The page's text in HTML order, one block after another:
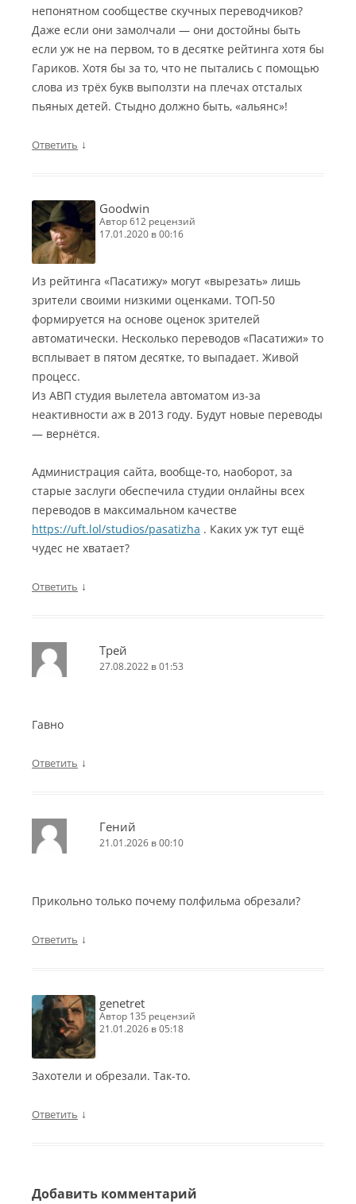
непонятном сообществе скучных переводчиков?
Даже если они замолчали — они достойны быть
если уж не на первом, то в десятке рейтинга хотя бы
Гариков. Хотя бы за то, что не пытались с помощью
слова из трёх букв выползти на плечах отсталых
пьяных детей. Стыдно должно быть, «альянс»!
Ответить ↓
Goodwin
автор 612 рецензий
17.01.2020 в 00:16
Из рейтинга «Пасатижу» могут «вырезать» лишь
зрители своими низкими оценками. ТОП-50
формируется на основе оценок зрителей
автоматически. Несколько переводов «Пасатижи» то
всплывает в пятом десятке, то выпадает. Живой
процесс.
Из АВП студия вылетела автоматом из-за
неактивности аж в 2013 году. Будут новые переводы
— вернётся.
Администрация сайта, вообще-то, наоборот, за
старые заслуги обеспечила студии онлайны всех
переводов в максимальном качестве
https://uft.lol/studios/pasatizha . Каких уж тут ещё
чудес не хватает?
Ответить ↓
Трей
27.08.2022 в 01:53
Гавно
Ответить ↓
Гений
21.01.2026 в 00:10
Прикольно только почему полфильма обрезали?
Ответить ↓
genetret
автор 135 рецензий
21.01.2026 в 05:18
Захотели и обрезали. Так-то.
Ответить ↓
Добавить комментарий